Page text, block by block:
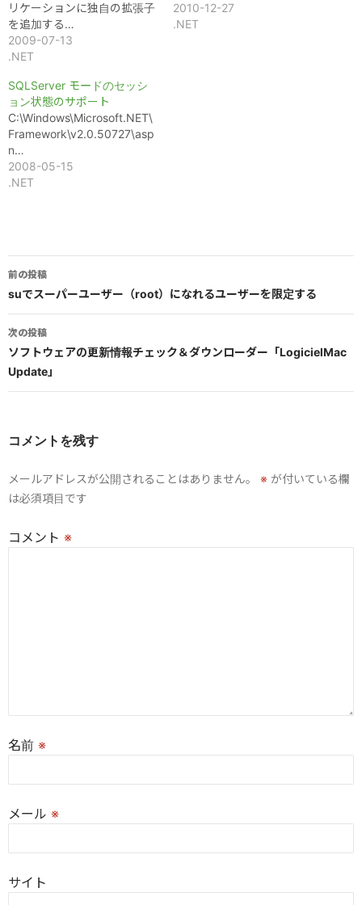
リケーションに独自の拡張子
を追加する…
2009-07-13
.NET
2010-12-27
.NET
SQLServer モードのセッシ
ョン状態のサポート
C:\Windows\Microsoft.NET\
Framework\v2.0.50727\asp
n…
2008-05-15
.NET
投
稿
ナ
ビ
ゲ
シ
ン
前の投稿
suでスーパーユーザー（root）になれるユーザーを限定する
次の投稿
ソフトウェアの更新情報チェック＆ダウンローダー「LogicielMac
Update」
コメントを残す
メールアドレスが公開されることはありません。 ※ が付いている欄
は必須項目です
コメント ※
名前 ※
メール ※
サイト